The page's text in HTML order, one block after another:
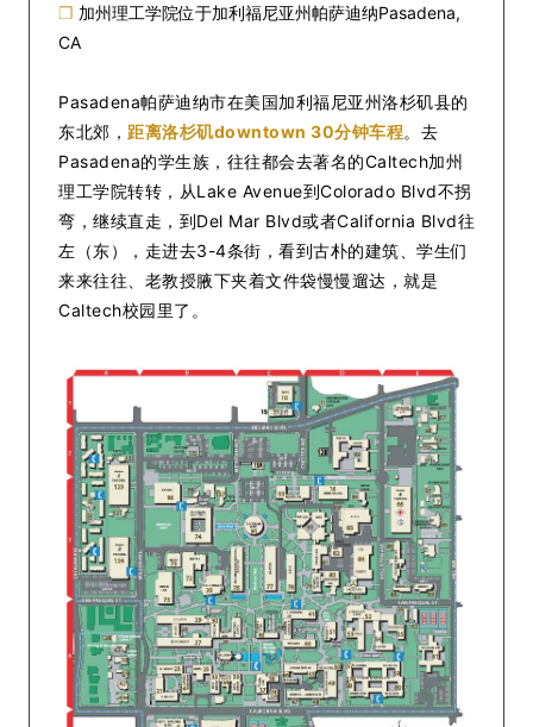
❒ 加州理工学院位于加利福尼亚州帕萨迪纳Pasadena,
CA
Pasadena帕萨迪纳市在美国加利福尼亚州洛杉矶县的
东北郊， 距离洛杉矶downtown 30分钟车程。去
Pasadena的学生族，往往都会去著名的Caltech加州
理工学院转转，从Lake Avenue到Colorado Blvd不拐
弯，继续直走，到Del Mar Blvd或者California Blvd往
左（东），走进去3-4条街，看到古朴的建筑、学生们
来来往往、老教授腋下夹着文件袋慢慢遛达，就是
Caltech校园里了。